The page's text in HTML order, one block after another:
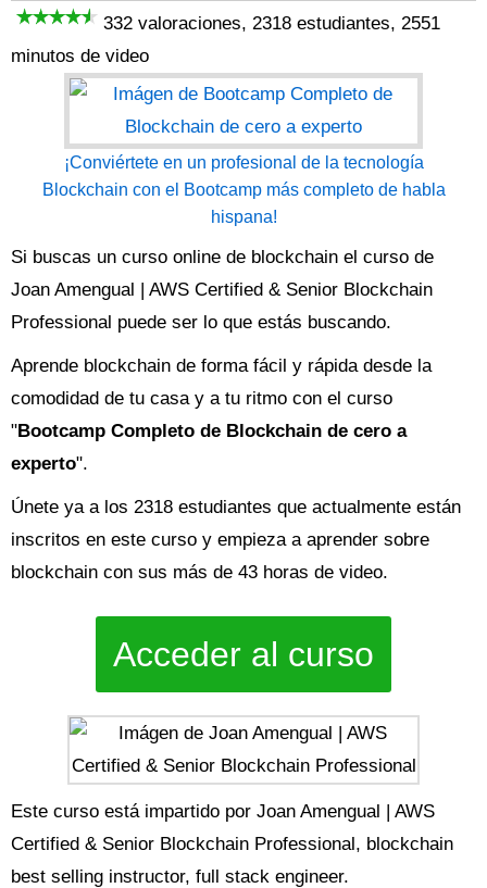
332 valoraciones, 2318 estudiantes, 2551
minutos de video
¡Conviértete en un profesional de la tecnología
Blockchain con el Bootcamp más completo de habla
hispana!
Si buscas un curso online de blockchain el curso de
Joan Amengual | AWS Certified & Senior Blockchain
Professional puede ser lo que estás buscando.
Aprende blockchain de forma fácil y rápida desde la
comodidad de tu casa y a tu ritmo con el curso
"Bootcamp Completo de Blockchain de cero a
experto".
Únete ya a los 2318 estudiantes que actualmente están
inscritos en este curso y empieza a aprender sobre
blockchain con sus más de 43 horas de video.
Acceder al curso
Este curso está impartido por Joan Amengual | AWS
Certified & Senior Blockchain Professional, blockchain
best selling instructor, full stack engineer.